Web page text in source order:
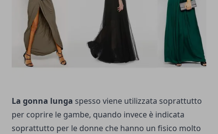
La gonna lunga spesso viene utilizzata soprattutto
per coprire le gambe, quando invece è indicata
soprattutto per le donne che hanno un fisico molto